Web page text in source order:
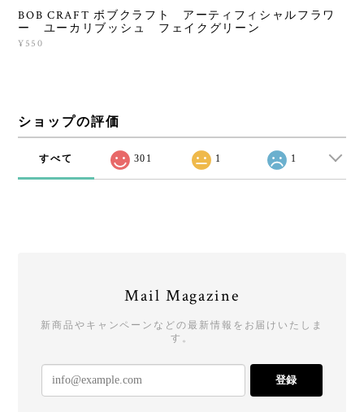
BOB CRAFT ボブクラフト アーティフィシャルフラワ
ー ユーカリブッシュ フェイクグリーン
¥550
ショップの評価
すべて 301 1 1
Mail Magazine
新商品やキャンペーンなどの最新情報をお届けいたしま
す。
登録